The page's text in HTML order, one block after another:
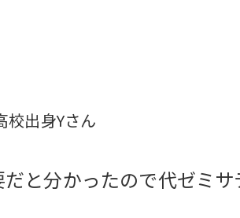
校出身Yさん
と分かったので代ゼミサ